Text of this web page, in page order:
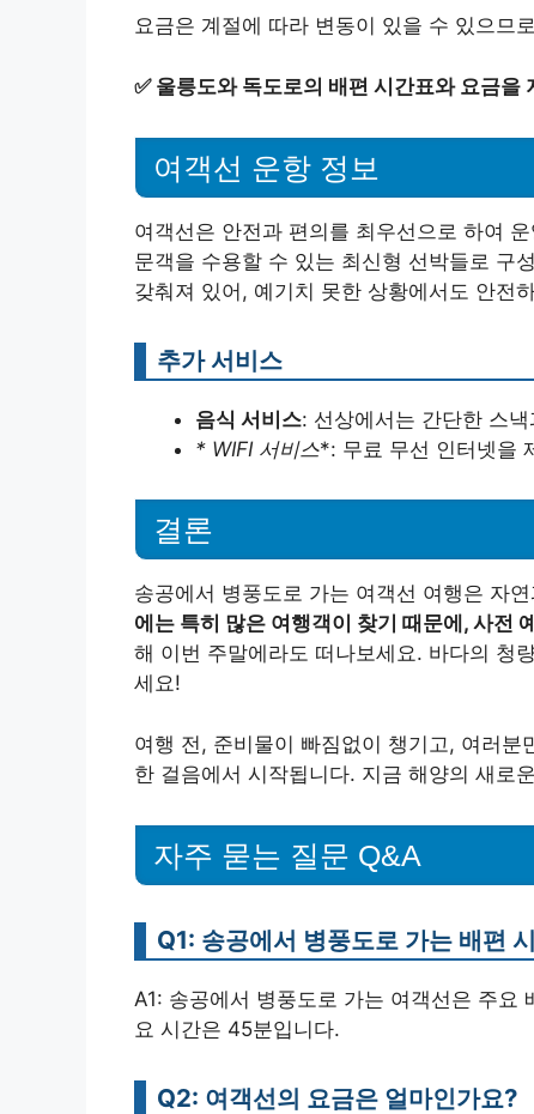
요금은 계절에 따라 변동이 있을 수 있으므
✅ 울릉도와 독도로의 배편 시간표와 요금을
여객선 운항 정보
여객선은 안전과 편의를 최우선으로 하여
문객을 수용할 수 있는 최신형 선박들로 구
갖춰져 있어, 예기치 못한 상황에서도 안전
추가 서비스
음식 서비스: 선상에서는 간단한 스
* WIFI 서비스*: 무료 무선 인터넷을
결론
송공에서 병풍도로 가는 여객선 여행은 자
에는 특히 많은 여행객이 찾기 때문에, 사전
해 이번 주말에라도 떠나보세요. 바다의 청
세요!
여행 전, 준비물이 빠짐없이 챙기고, 여러
한 걸음에서 시작됩니다. 지금 해양의 새로
자주 묻는 질문 Q&A
Q1: 송공에서 병풍도로 가는 배편
A1: 송공에서 병풍도로 가는 여객선은 주
요 시간은 45분입니다.
Q2: 여객선의 요금은 얼마인가요?